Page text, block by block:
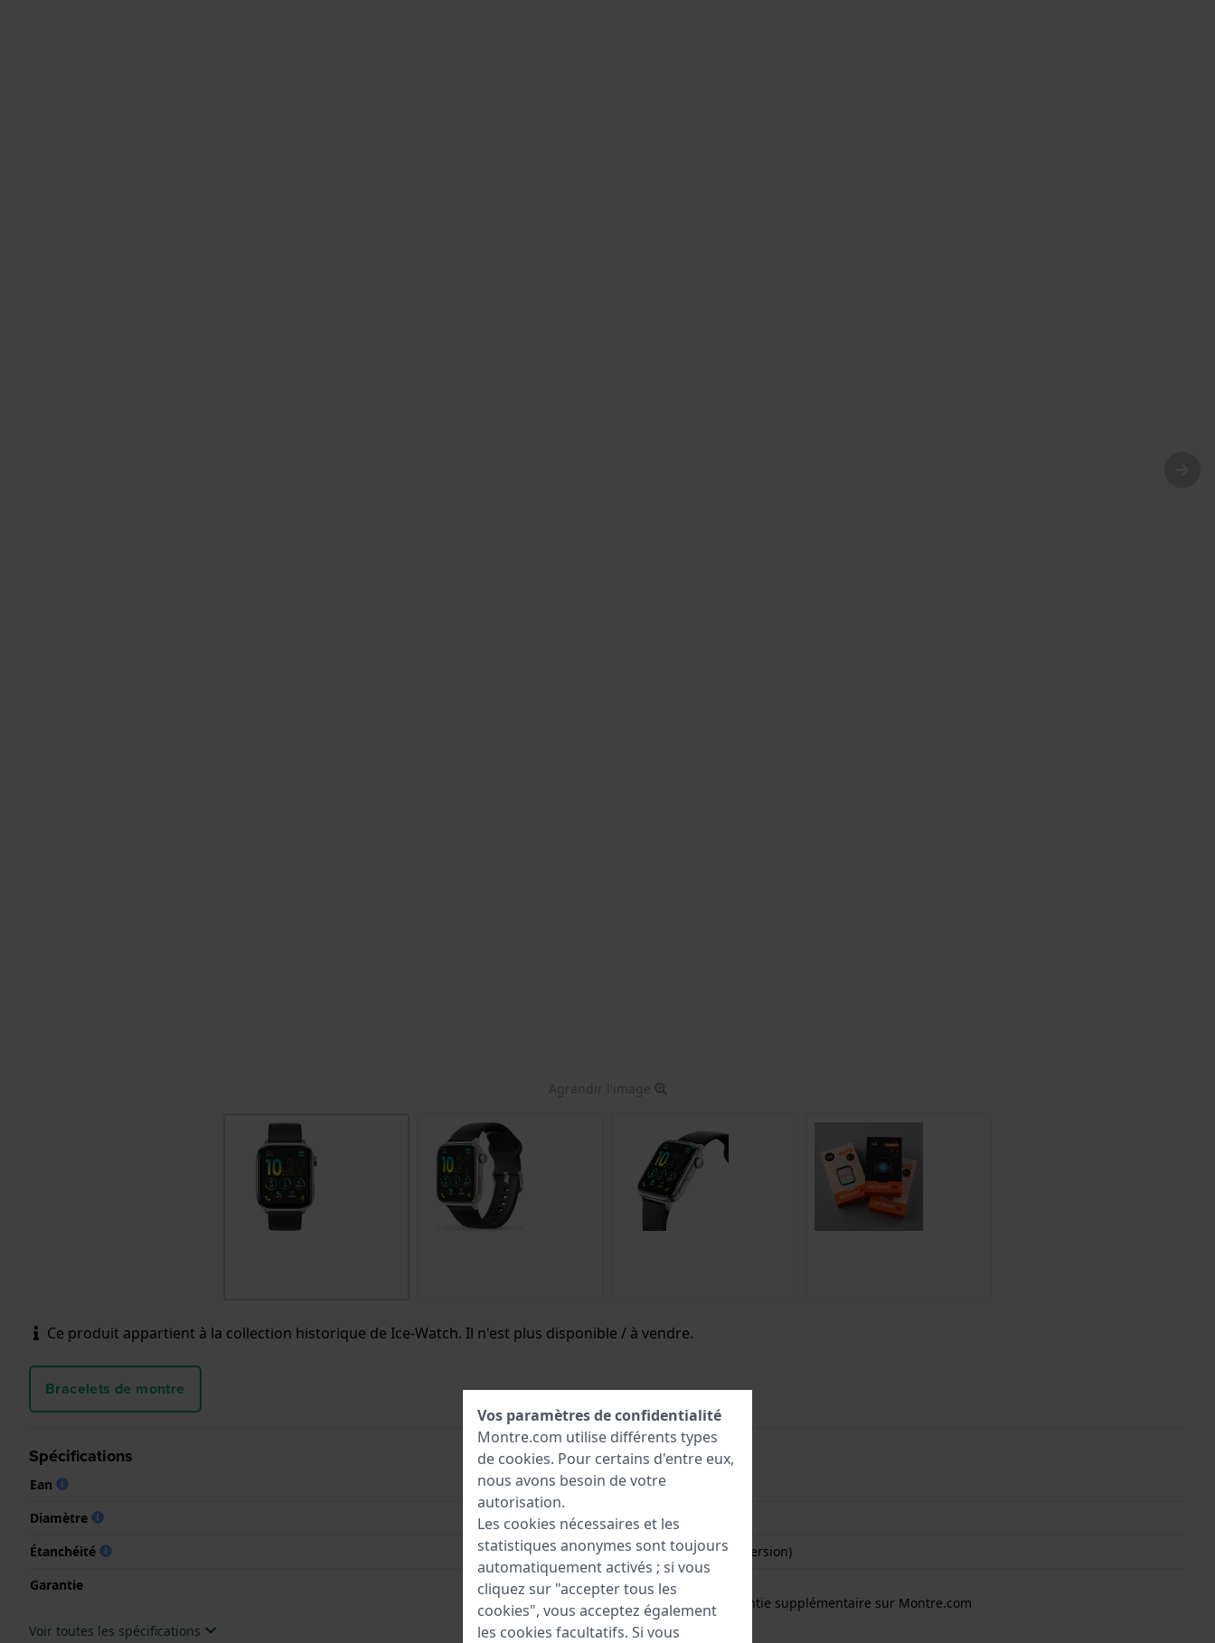
Agrandir l'image
Ce produit appartient à la collection historique de Ice-Watch. Il n'est plus disponible / à vendre.
Bracelets de montre
Spécifications
Ean
4895173338472
Diamètre
38 mm
Étanchéité
IP68 (À l'épreuve d'immersion)
Garantie
Garantie de 2 ans
Gratuit
1 an de garantie supplémentaire sur Montre.com
Voir toutes les spécifications
Vos paramètres de confidentialité
Montre.com utilise différents types
de cookies. Pour certains d'entre eux,
nous avons besoin de votre
autorisation.
Les cookies nécessaires et les
statistiques anonymes sont toujours
automatiquement activés ; si vous
cliquez sur "accepter tous les
cookies", vous acceptez également
les cookies facultatifs. Si vous